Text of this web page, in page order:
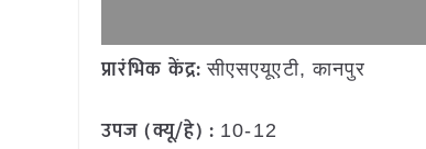
प्रारंभिक केंद्र:सीएसएयूएटी, कानपुर
उपज (क्यू/हे) : 10-12